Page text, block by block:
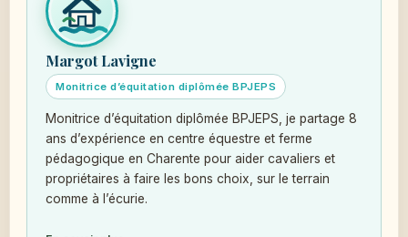
Margot Lavigne
Monitrice d’équitation diplômée BPJEPS
Monitrice d’équitation diplômée BPJEPS, je partage 8
ans d’expérience en centre équestre et ferme
pédagogique en Charente pour aider cavaliers et
propriétaires à faire les bons choix, sur le terrain
comme à l’écurie.